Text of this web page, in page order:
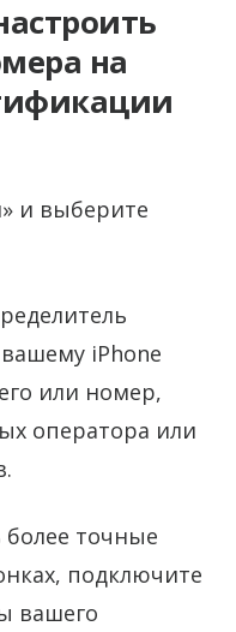
на
и выберите
iPhone
или номер,
оператора или
более точные
подключите
вашего